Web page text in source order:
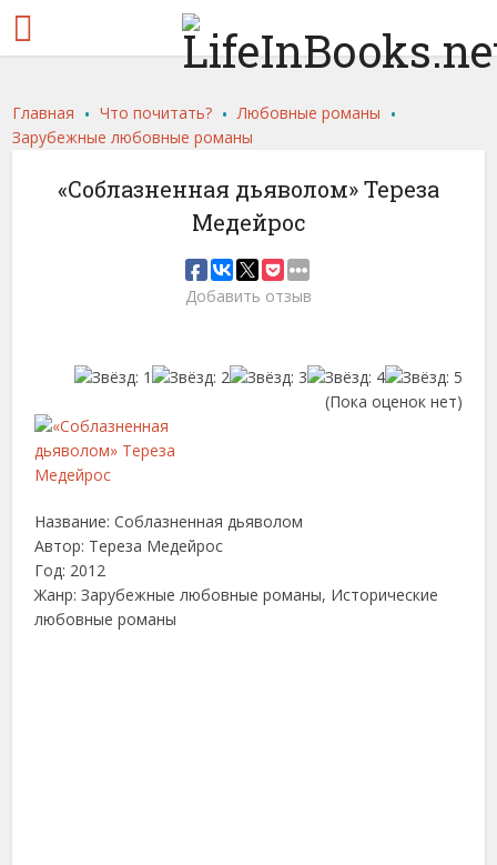
Главная .Что почитать? . Любовные романы .
Зарубежные любовные романы
«Соблазненная дьяволом» Тереза
Медейрос
Добавить отзыв
(Пока оценок нет)
Название: Соблазненная дьяволом
Автор: Тереза Медейрос
Год: 2012
Жанр: Зарубежные любовные романы, Исторические
любовные романы